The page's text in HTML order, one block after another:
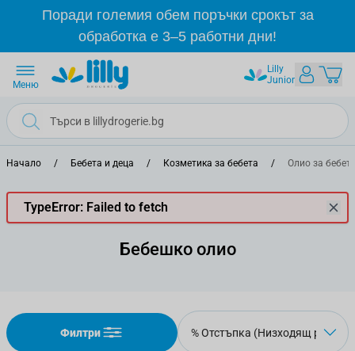
Прескачане към съдържанието
Поради големия обем поръчки срокът за
обработка е 3–5 работни дни!
Lilly
Junior
Меню
Начало / Бебета и деца / Козметика за бебета / Олио за
TypeError: Failed to fetch
Бебешко олио
Филтри